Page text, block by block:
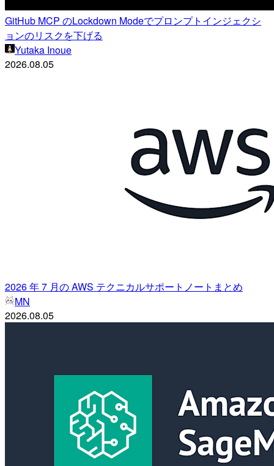
GitHub MCP のLockdown Modeでプロンプトインジェクシ
ョンのリスクを下げる
Yutaka Inoue
2026.08.05
2026 年 7 月の AWS テクニカルサポートノートまとめ
MN
2026.08.05